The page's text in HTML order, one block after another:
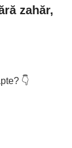
zahăr,
👇